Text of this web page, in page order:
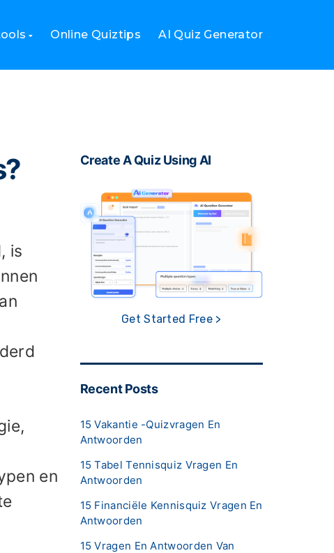
Online Quiztips AI Quiz Generator
is
en
Create A Quiz Using AI
Get Started Free >
Recent Posts
15 Vakantie -quizvragen En
Antwoorden
15 Tabel Tennisquiz Vragen En
Antwoorden
15 Financiële Kennisquiz Vragen En
Antwoorden
15 Vragen En Antwoorden Van